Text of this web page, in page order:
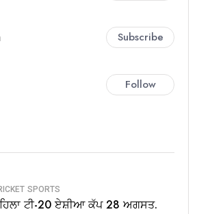
Subscribe
Follow
SPORTS
ਟੀ-20 ਏਸ਼ੀਆ ਕੱਪ 28 ਅਗਸਤ.